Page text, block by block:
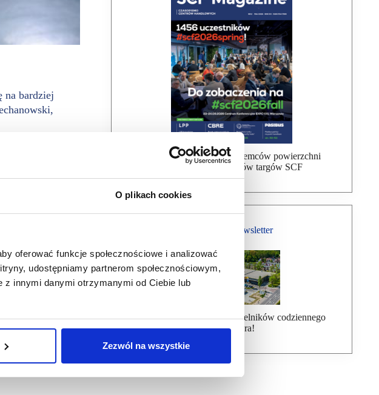
O plikach cookies
oferować funkcje społecznościowe i analizować
udostępniamy partnerom społecznościowym,
z innymi danymi otrzymanymi od Ciebie lub
Zezwól na wszystkie
na bardziej
że spółka
w obszarze
Rafała
kolekcji
oferty.
się
planowania
obszary
sprzedażowo-
przełożyła
Bezpłatna wysyłka dla najemców powierzchni
handlowej, uczestników targów SCF
Bezpłatny Newsletter
Dołącz do ponad 7000 czytelników codziennego
newslettera!